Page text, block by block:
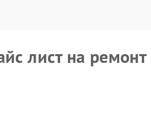
лист на